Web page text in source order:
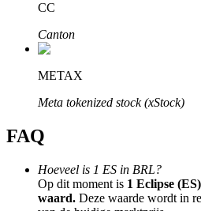
Bitrue Affiliates
Tot 65% commissies!
CC
Canton
METAX
Meta tokenized stock (xStock)
FAQ
Hoeveel is 1 ES in BRL?
Op dit moment is 1 Eclipse
waard. Deze waarde wordt in